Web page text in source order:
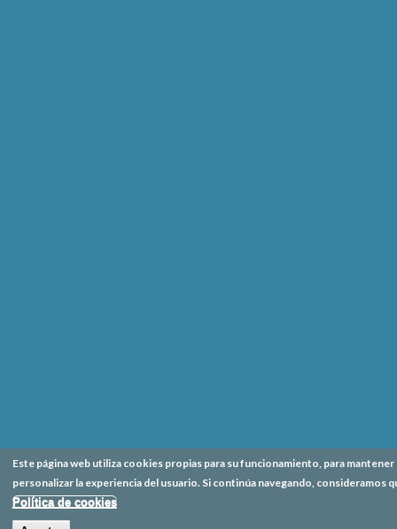
Este página web utiliza cookies propias para su funcionamiento, para mantener
personalizar la experiencia del usuario. Si continúa navegando, consideramos
Política de cookies